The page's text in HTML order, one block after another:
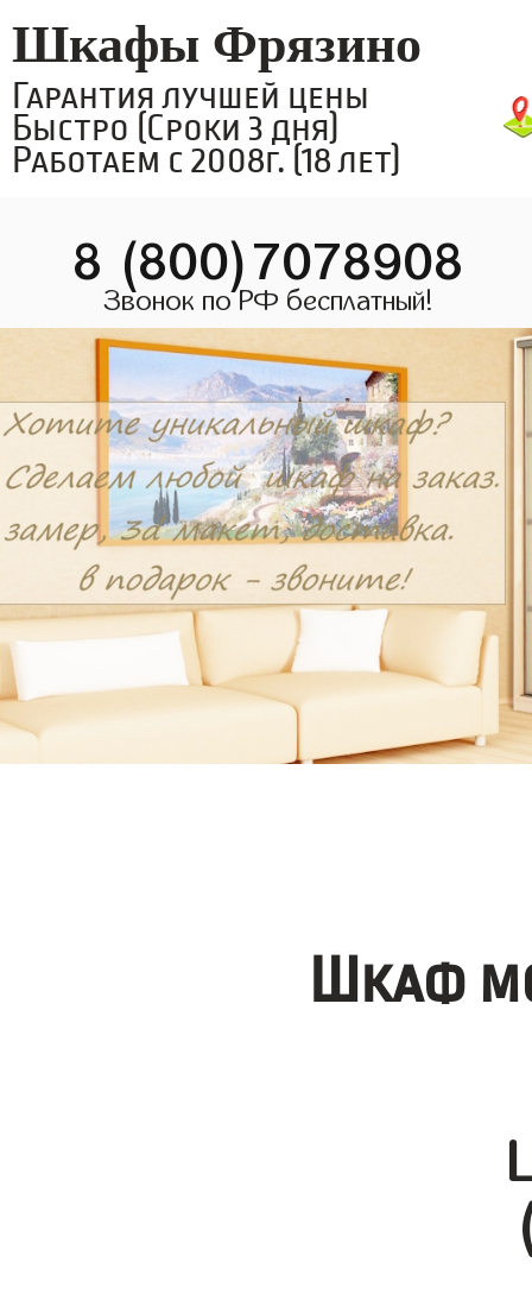
Шкафы Фрязино
Гарантия лучшей цены
Быстро (Сроки 3 дня)
Работаем с 2008г. (18 лет)
8 (800)7078908
Звонок по РФ бесплатный!
Шкаф